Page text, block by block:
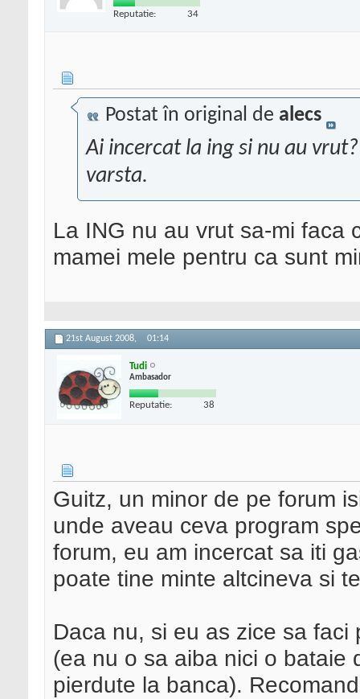
Reputatie: 34
Postat în original de alecs
Ai incercat la ing si nu au
varsta.
La ING nu au vrut sa-mi faca
mamei mele pentru ca sunt
21st August 2008, 01:14
Tudi
Ambasador
Reputatie: 38
Guitz, un minor de pe forum
unde aveau ceva program
forum, eu am incercat sa iti
poate tine minte altcineva si
Daca nu, si eu as zice sa
(ea nu o sa aiba nici o bataie
pierdute la banca).